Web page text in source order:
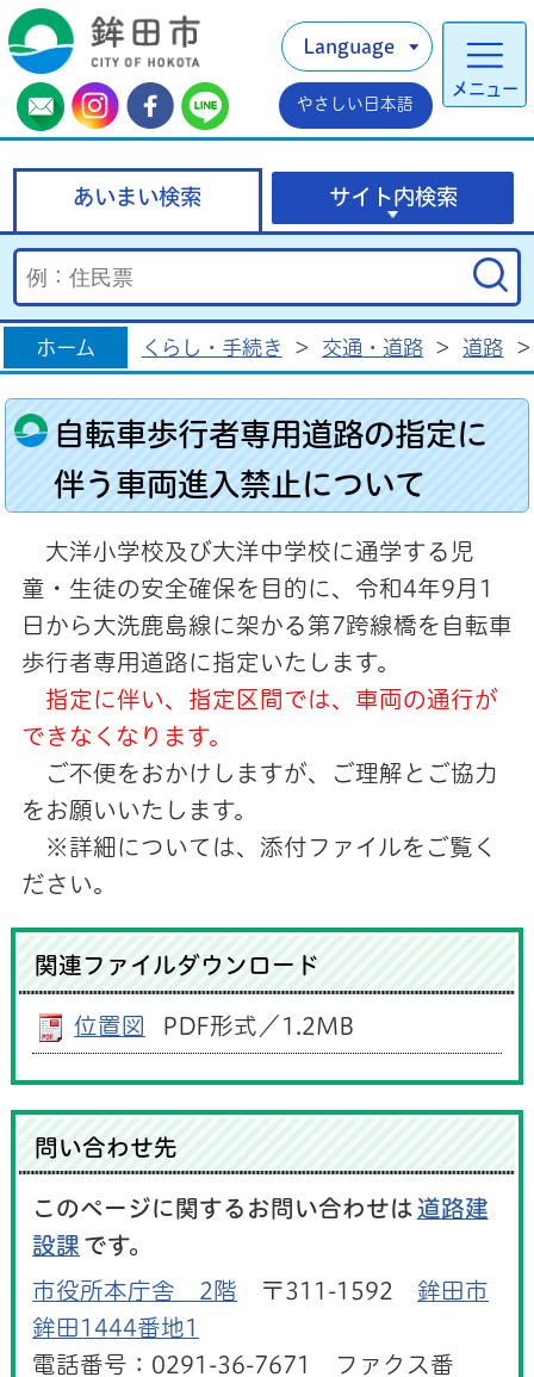
メニュー
Language
やさしい日本語
あいまい検索 サイト内検索
ホーム くらし・手続き > 交通・道路 > 道路 >
自転車歩行者専用道路の指定に
伴う車両進入禁止について
大洋小学校及び大洋中学校に通学する児
童・生徒の安全確保を目的に、令和4年9月1
日から大洗鹿島線に架かる第7跨線橋を自転車
歩行者専用道路に指定いたします。
指定に伴い、指定区間では、車両の通行が
できなくなります。
ご不便をおかけしますが、ご理解とご協力
をお願いいたします。
※詳細については、添付ファイルをご覧く
ださい。
関連ファイルダウンロード
位置図 PDF形式／1.2MB
問い合わせ先
このページに関するお問い合わせは 道路建
設課 です。
市役所本庁舎 2階 〒311-1592 鉾田市
鉾田1444番地1
電話番号：0291-36-7671 ファクス番